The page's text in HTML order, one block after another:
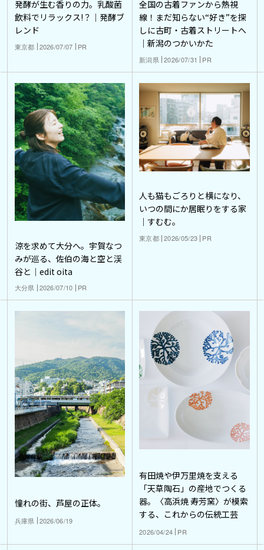
発酵が生む香りの力。乳酸菌
飲料でリラックス!？｜発酵ブ
レンド
東京都 2026/07/07 PR
全国の古着ファンから熱視
線！まだ知らない“好き”を探
しに古町・古着ストリートへ
｜新潟のつかいかた
新潟県 2026/07/31 PR
涼を求めて大分へ。宇賀なつ
みが巡る、佐伯の海と空と渓
谷と｜edit oita
大分県 2026/07/10 PR
人も猫もごろりと横になり、
いつの間にか居眠りをする家
｜すむむ。
東京都 2026/05/23 PR
憧れの街、芦屋の正体。
兵庫県 2026/06/19
有田焼や伊万里焼を支える
「天草陶石」の産地でつくる
器。〈高浜焼 寿芳窯〉が模索
する、これからの伝統工芸
2026/04/24 PR